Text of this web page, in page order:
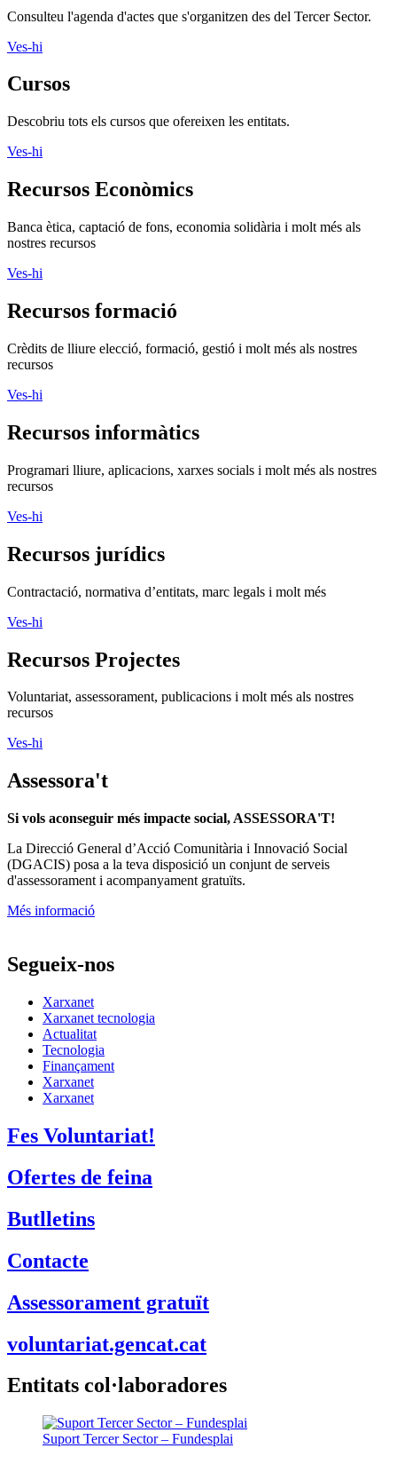
Consulteu l'agenda d'actes que s'organitzen des del Tercer Sector.
Ves-hi
Cursos
Descobriu tots els cursos que ofereixen les entitats.
Ves-hi
Recursos Econòmics
Banca ètica, captació de fons, economia solidària i molt més als
nostres recursos
Ves-hi
Recursos formació
Crèdits de lliure elecció, formació, gestió i molt més als nostres
recursos
Ves-hi
Recursos informàtics
Programari lliure, aplicacions, xarxes socials i molt més als nostres
recursos
Ves-hi
Recursos jurídics
Contractació, normativa d’entitats, marc legals i molt més
Ves-hi
Recursos Projectes
Voluntariat, assessorament, publicacions i molt més als nostres
recursos
Ves-hi
Assessora't
Si vols aconseguir més impacte social, ASSESSORA'T!
La Direcció General d’Acció Comunitària i Innovació Social
(DGACIS) posa a la teva disposició un conjunt de serveis
d'assessorament i acompanyament gratuïts.
Més informació
Segueix-nos
Xarxanet
Xarxanet tecnologia
Actualitat
Tecnologia
Finançament
Xarxanet
Xarxanet
Fes Voluntariat!
Ofertes de feina
Butlletins
Contacte
Assessorament gratuït
voluntariat.gencat.cat
Entitats col·laboradores
Suport Tercer Sector – Fundesplai